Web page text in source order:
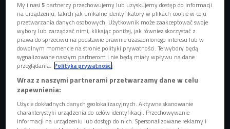
Jak się odżywiać podczas zimowego szaleństwa, by nie przytyć?
Foto:
Shutterstock.com/Galina_Lya
Przepis na haluszki
Bryndzowe haluszki to połączenie niewielkich klusek z
mąki i ziemniaków, owczego sera i smażonego boczku, a
także skwarek oraz słoniny. - Słowo "halušky" w języku
słowackim oznacza kluski. To danie robi się z surowych
ziemniaków, które trze się na tarce, a potem dodaje się do
nich mąkę - mówi Ján Bošnovič, ekspert od słowackiej
My i nasi5 partnerzy przechowujemy lub uzyskujemy dostęp do informacji
na urządzeniu, takich jak unikalne identyfikatory w plikach cookie w celu
przetwarzania danych osobowych. Użytkownik może zaakceptować swoje
wybory lub zarządzać nimi, klikając poniżej, jak również skorzystać z
prawa do sprzeciwu na podstawie prawnie uzasadnionego interesu lub w
dowolnym momencie na stronie polityki prywatności. Te wybory będą
sygnalizowane naszym partnerom i nie będą miały wpływu na dane
przeglądania. Polityka prywatności
Wraz z naszymi partnerami przetwarzamy dane w celu
zapewnienia:
Użycie dokładnych danych geolokalizacyjnych. Aktywne skanowanie
charakterystyki urządzenia do celów identyfikacji. Przechowywanie
informacji na urządzeniu lub dostęp do nich. Spersonalizowane reklamy i